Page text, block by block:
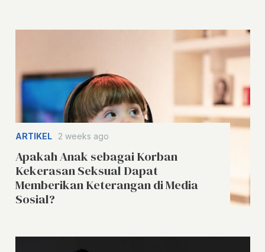
ARTIKEL 2 weeks ago
Apakah Anak sebagai Korban
Kekerasan Seksual Dapat
Memberikan Keterangan di Media
Sosial?